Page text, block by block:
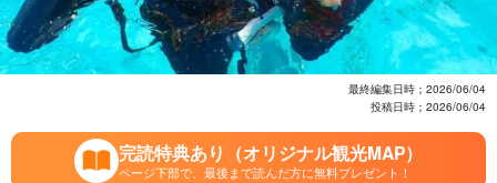
最終編集日時； 2026/06/04
投稿日時； 2026/06/04
完読特典あり（オリジナル観光MAP）
ページ下部で、最後まで読んだ方に無料プレゼント！